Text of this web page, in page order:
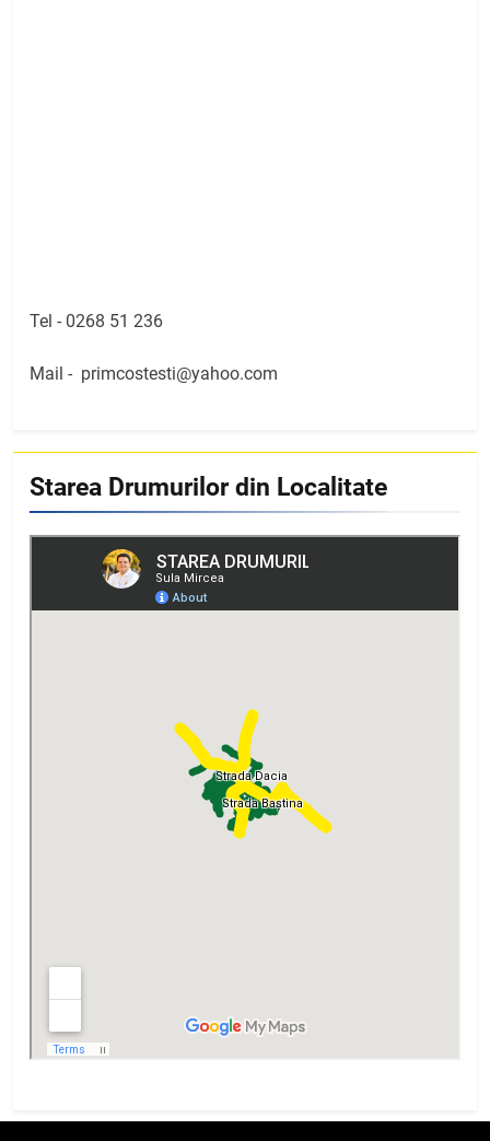
Tel - 0268 51 236
Mail - primcostesti@yahoo.com
Starea Drumurilor din Localitate